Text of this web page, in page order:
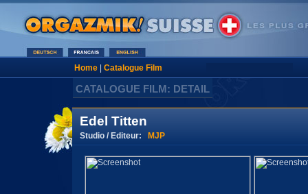
Home| Catalogue Film
CATALOGUE FILM: DETAIL
Edel Titten
Studio / Editeur: MJP